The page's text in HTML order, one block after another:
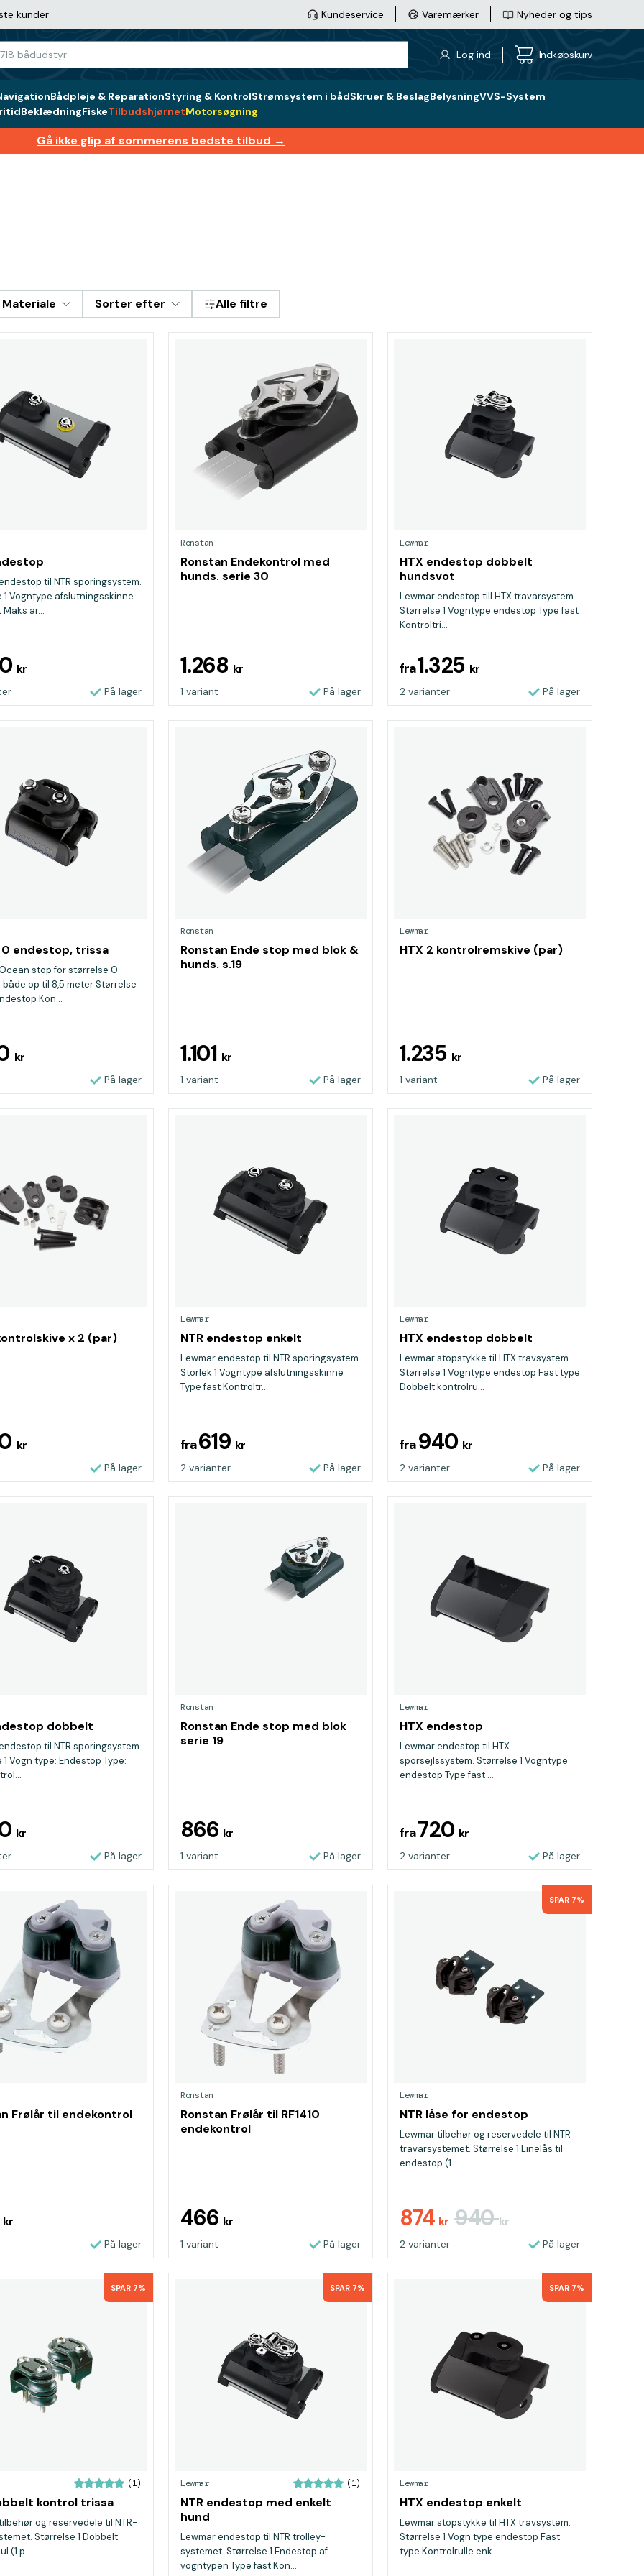
kunder Kundeservice Varemærker Nyheder og tips
Log ind Indkøbskurv
Bådpleje & ReparationStyring & KontrolStrømsystem i bådSkruer & BeslagBelysningVVS-System
BeklædningFiskeTilbudshjørnetMotorsøgning
Gå ikke glip af sommerens bedste tilbud →
Materiale Sorter efter Alle filtre
til NTR sporingsystem.
1 Vogntype afslutningsskinne
ar...
kr
På lager
Ronstan
Ronstan Endekontrol med
hunds. serie 30
1.268 kr
1 variant På lager
Lewmar
HTX endestop dobbelt
hundsvot
Lewmar endestop till HTX travarsystem.
Størrelse 1 Vogntype endestop Type fast
Kontroltri...
fra1.325 kr
2 varianter På lager
0 endestop, trissa
stop for størrelse 0-
op til 8,5 meter Størrelse
Kon...
kr
På lager
Ronstan
Ronstan Ende stop med blok &
hunds. s.19
1.101 kr
1 variant På lager
Lewmar
HTX 2 kontrolremskive (par)
1.235 kr
1 variant På lager
x 2 (par)
kr
På lager
Lewmar
NTR endestop enkelt
Lewmar endestop til NTR sporingsystem.
Storlek 1 Vogntype afslutningsskinne
Type fast Kontroltr...
fra619 kr
2 varianter På lager
Lewmar
HTX endestop dobbelt
Lewmar stopstykke til HTX travsystem.
Størrelse 1 Vogntype endestop Fast type
Dobbelt kontrolru...
fra940 kr
2 varianter På lager
dobbelt
til NTR sporingsystem.
Vogn type: Endestop Type:
kr
På lager
Ronstan
Ronstan Ende stop med blok
serie 19
866 kr
1 variant På lager
Lewmar
HTX endestop
Lewmar endestop til HTX
sporsejlssystem. Størrelse 1 Vogntype
endestop Type fast ...
fra720 kr
2 varianter På lager
Frølår til endekontrol
kr
På lager
Ronstan
Ronstan Frølår til RF1410
endekontrol
466 kr
1 variant På lager
SPAR 7%
Lewmar
NTR låse for endestop
Lewmar tilbehør og reservedele til NTR
travarsystemet. Størrelse 1 Linelås til
endestop (1 ...
874 kr 940kr
2 varianter På lager
SPAR 7%
(1)
kontrol trissa
og reservedele til NTR-
Størrelse 1 Dobbelt
(1 p...
SPAR 7%
Lewmar (1)
NTR endestop med enkelt
hund
Lewmar endestop til NTR trolley-
systemet. Størrelse 1 Endestop af
vogntypen Type fast Kon...
SPAR 7%
Lewmar
HTX endestop enkelt
Lewmar stopstykke til HTX travsystem.
Størrelse 1 Vogn type endestop Fast
type Kontrolrulle enk...